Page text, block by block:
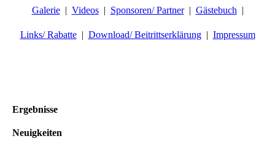
Galerie Videos Sponsoren/ Partner Gästebuch
Links/ Rabatte Download/ Beitrittserklärung Impressum
Ergebnisse
Neuigkeiten